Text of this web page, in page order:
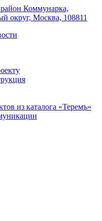
Коммунарка,
округ, Москва, 108811
из каталога «Теремъ»